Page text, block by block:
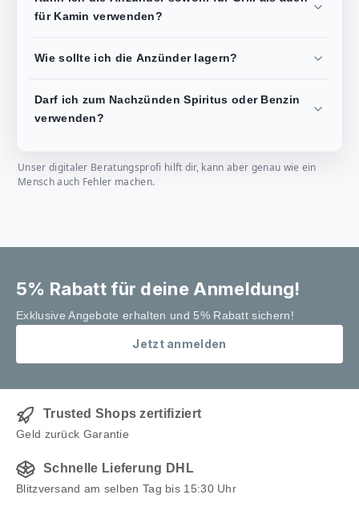
für Kamin verwenden?
Wie sollte ich die Anzünder lagern?
Darf ich zum Nachzünden Spiritus oder Benzin
verwenden?
Unser digitaler Beratungsprofi hilft dir, kann aber genau wie ein
Mensch auch Fehler machen.
5% Rabatt für deine Anmeldung!
Exklusive Angebote erhalten und 5% Rabatt sichern!
Jetzt anmelden
Trusted Shops zertifiziert
Geld zurück Garantie
Schnelle Lieferung DHL
Blitzversand am selben Tag bis 15:30 Uhr